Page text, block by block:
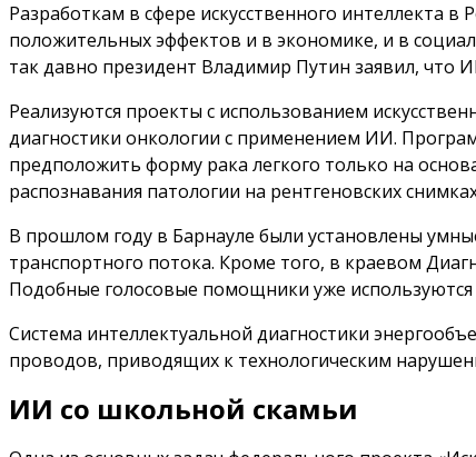
Разработкам в сфере искусственного интеллекта
положительных эффектов и в экономике, и в
так давно президент Владимир Путин заявил,
Реализуются проекты с использованием
диагностики онкологии с применением ИИ.
предположить форму рака легкого только на
распознавания патологии на рентгеновских
В прошлом году в Барнауле были установлены
транспортного потока. Кроме того, в краевом
Подобные голосовые помощники уже
Система интеллектуальной диагностики
проводов, приводящих к технологическим
ИИ со школьной скамьи